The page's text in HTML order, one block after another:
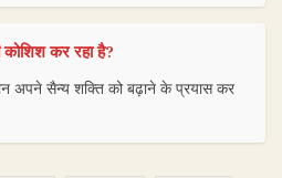
कर रहा है?
अपने सैन्य शक्ति को बढ़ाने के प्रयास कर